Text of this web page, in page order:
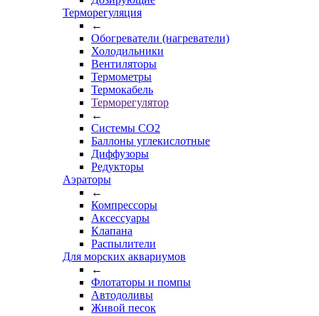
Терморегуляция
←
Обогреватели (нагреватели)
Холодильники
Вентиляторы
Термометры
Термокабель
Терморегулятор
←
Системы CO2
Баллоны углекислотные
Диффузоры
Редукторы
Аэраторы
←
Компрессоры
Аксессуары
Клапана
Распылители
Для морских аквариумов
←
Флотаторы и помпы
Автодоливы
Живой песок